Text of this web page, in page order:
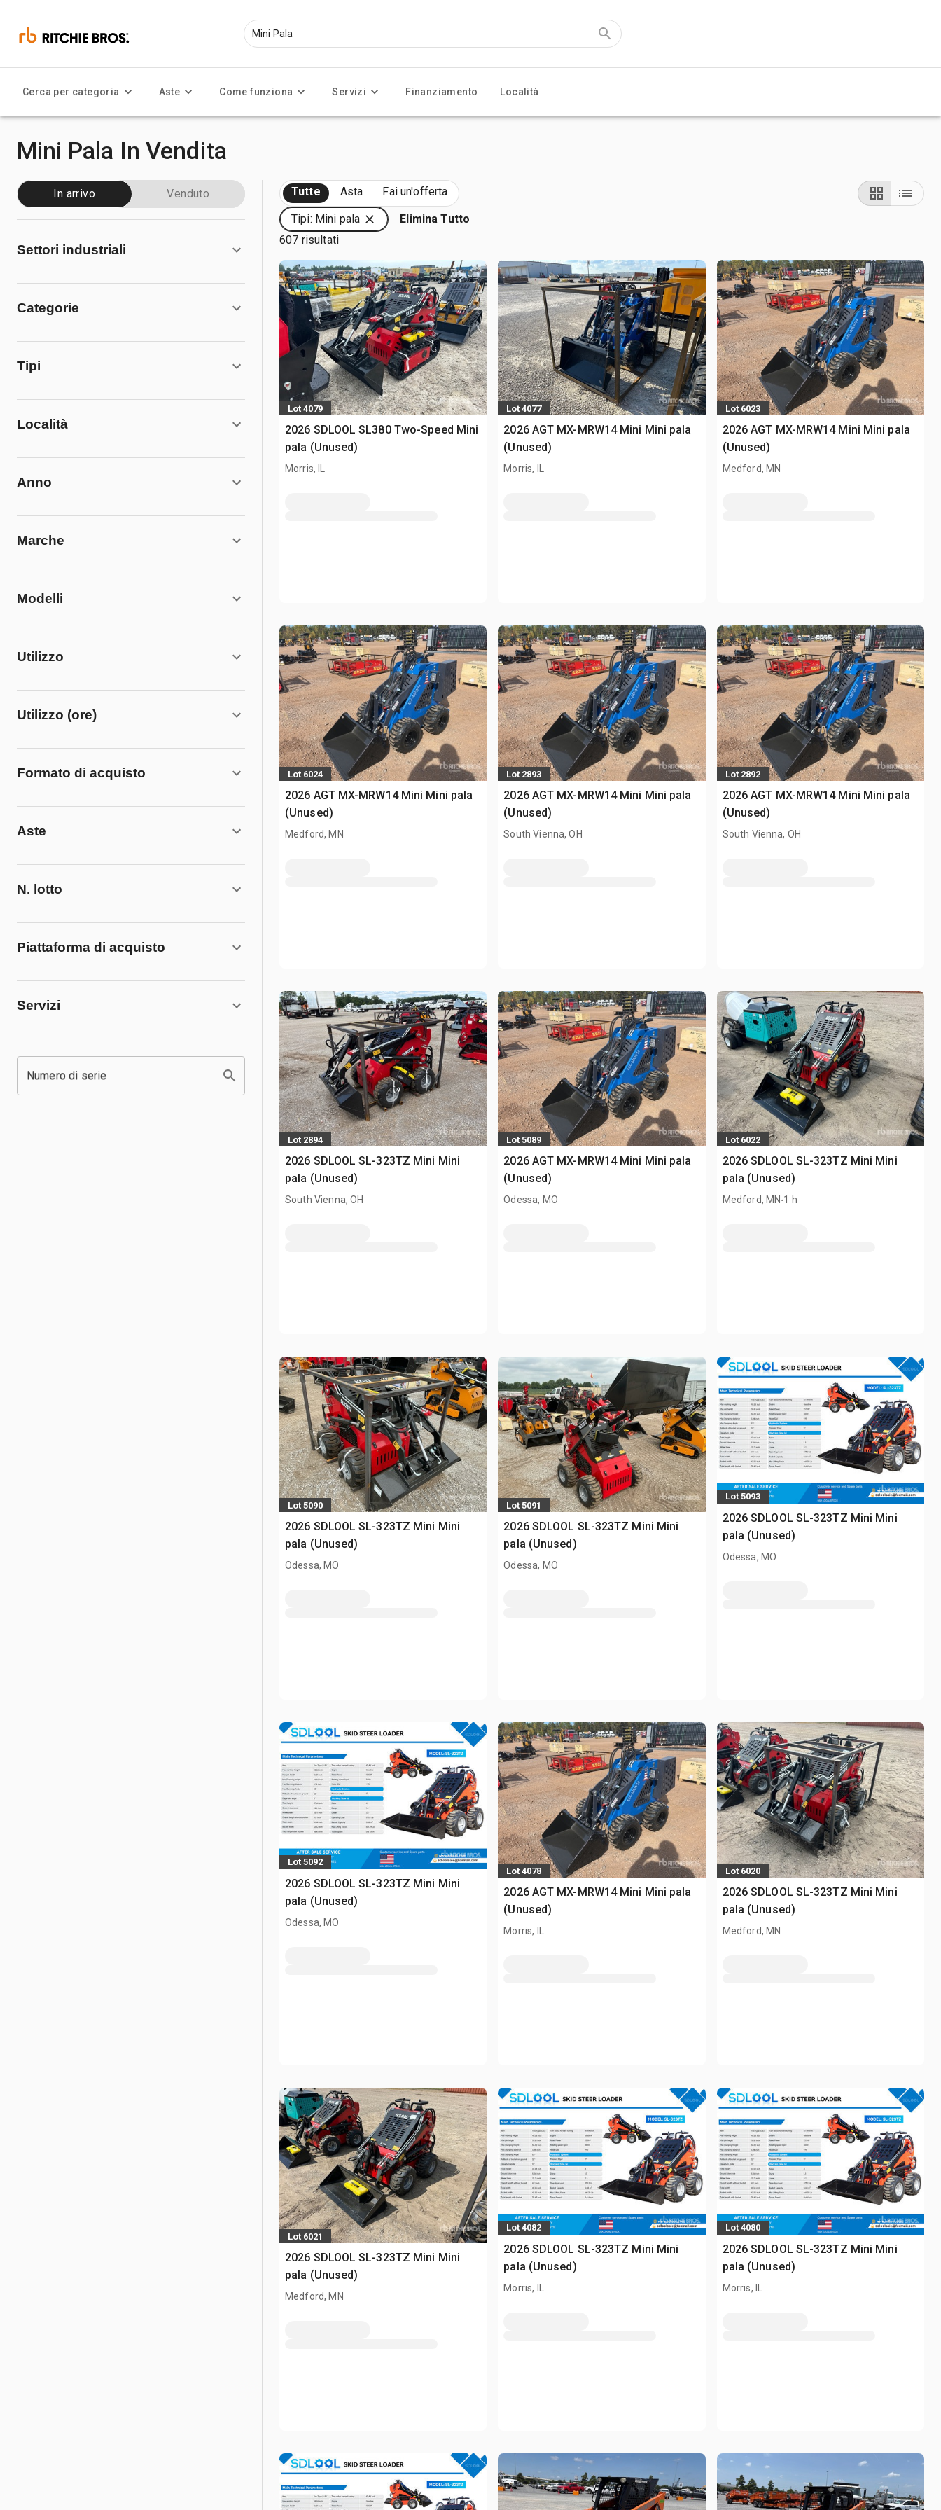
Cerca per categoria Aste Come funziona Servizi Finanziamento Località
Mini Pala In Vendita
In arrivo Venduto
Settori industriali
Categorie
Tipi
Località
Anno
Marche
Modelli
Utilizzo
Utilizzo (ore)
Formato di acquisto
Aste
N. lotto
Piattaforma di acquisto
Servizi
Numero di serie
Tutte Asta Fai un'offerta
Tipi: Mini pala
Elimina Tutto
607 risultati
Lot 4079
2026 SDLOOL SL380 Two-Speed Mini
pala (Unused)
Morris, IL
Lot 4077
2026 AGT MX-MRW14 Mini Mini pala
(Unused)
Morris, IL
Lot 6023
2026 AGT MX-MRW14 Mini Mini pala
(Unused)
Medford, MN
Lot 6024
2026 AGT MX-MRW14 Mini Mini pala
(Unused)
Medford, MN
Lot 2893
2026 AGT MX-MRW14 Mini Mini pala
(Unused)
South Vienna, OH
Lot 2892
2026 AGT MX-MRW14 Mini Mini pala
(Unused)
South Vienna, OH
Lot 2894
2026 SDLOOL SL-323TZ Mini Mini
pala (Unused)
South Vienna, OH
Lot 5089
2026 AGT MX-MRW14 Mini Mini pala
(Unused)
Odessa, MO
Lot 6022
2026 SDLOOL SL-323TZ Mini Mini
pala (Unused)
Medford, MN.1 h
Lot 5090
2026 SDLOOL SL-323TZ Mini Mini
pala (Unused)
Odessa, MO
Lot 5091
2026 SDLOOL SL-323TZ Mini Mini
pala (Unused)
Odessa, MO
Lot 5093
2026 SDLOOL SL-323TZ Mini Mini
pala (Unused)
Odessa, MO
Lot 5092
2026 SDLOOL SL-323TZ Mini Mini
pala (Unused)
Odessa, MO
Lot 4078
2026 AGT MX-MRW14 Mini Mini pala
(Unused)
Morris, IL
Lot 6020
2026 SDLOOL SL-323TZ Mini Mini
pala (Unused)
Medford, MN
Lot 6021
2026 SDLOOL SL-323TZ Mini Mini
pala (Unused)
Medford, MN
Lot 4082
2026 SDLOOL SL-323TZ Mini Mini
pala (Unused)
Morris, IL
Lot 4080
2026 SDLOOL SL-323TZ Mini Mini
pala (Unused)
Morris, IL